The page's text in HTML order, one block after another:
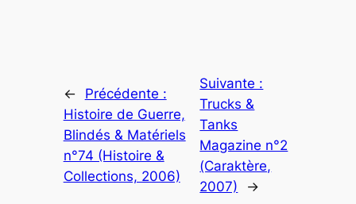
←
Précédente :
Histoire de Guerre,
Blindés & Matériels
n°74 (Histoire &
Collections, 2006)
Suivante :
Trucks &
Tanks
Magazine n°2
(Caraktère,
2007)
→